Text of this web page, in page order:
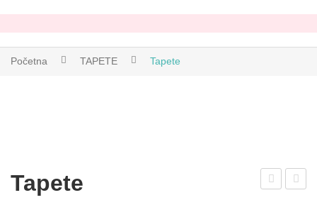
Početna TAPETE Tapete
Tapete